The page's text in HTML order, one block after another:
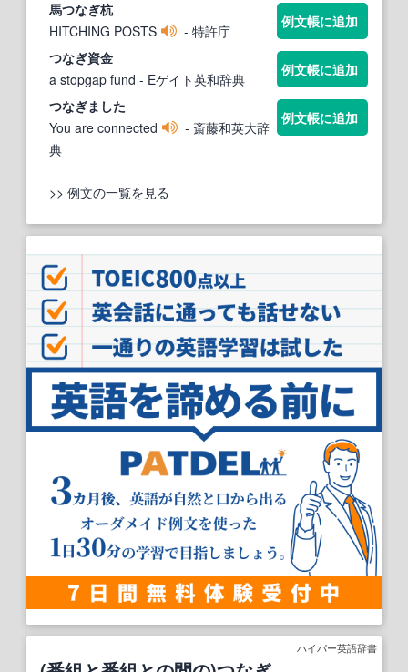
馬つなぎ杭
HITCHING POSTS
- 特許庁
例文帳に追加
つなぎ資金
a stopgap fund - Eゲイト英和辞典
例文帳に追加
つなぎました
You are connected
- 斎藤和英大辞
典
例文帳に追加
>> 例文の一覧を見る
ハイパー英語辞書